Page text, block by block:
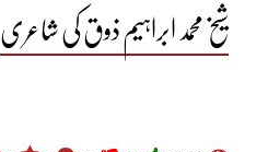
شیخ محمد ابراہیم ذوق کی شاعری